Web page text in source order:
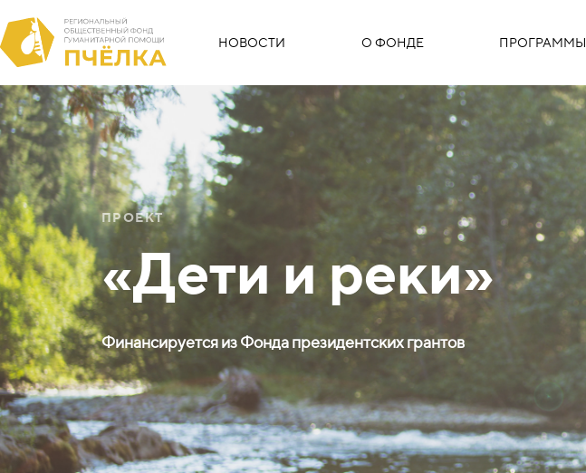
НОВОСТИ О ФОНДЕ ПРОГРАММЫ
ПРОЕКТ
«Дети и реки»
Финансируется из Фонда президентских грантов